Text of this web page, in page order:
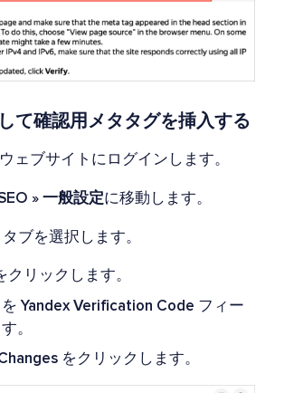
て確認用メタタグを挿入する
ェブサイトにログインします。
» 一般設定に移動します。
タブを選択します。
リックします。
Yandex Verification Code フィー
。
をクリックします。